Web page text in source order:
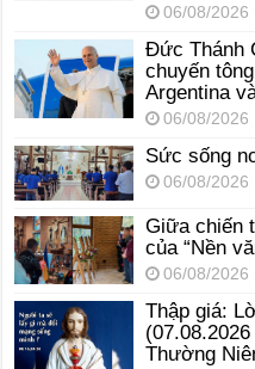
06/08/2026
Đức Thánh
chuyến
Argentina
06/08/2026
Sức sống
06/08/2026
Giữa chiến
của “Nền
06/08/2026
Thập giá:
(07.08.2026
Thường